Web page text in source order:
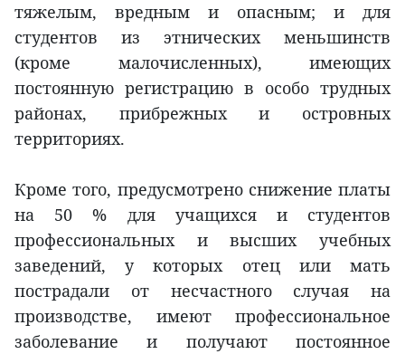
тяжелым, вредным и опасным; и для
студентов из этнических меньшинств
(кроме малочисленных), имеющих
постоянную регистрацию в особо трудных
районах, прибрежных и островных
территориях.
Кроме того, предусмотрено снижение платы
на 50 % для учащихся и студентов
профессиональных и высших учебных
заведений, у которых отец или мать
пострадали от несчастного случая на
производстве, имеют профессиональное
заболевание и получают постоянное